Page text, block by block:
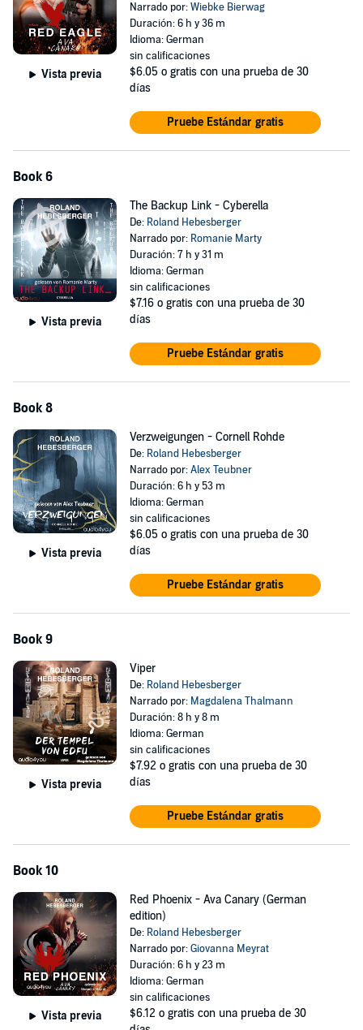
Vista previa
Narrado por:Wiebke Bierwag
Duración: 6 h y 36 m
Idioma: German
sin calificaciones
$6.05 o gratis con una prueba de 30
días
Pruebe Estándar gratis
Book 6
Vista previa
The Backup Link - Cyberella
De: Roland Hebesberger
Narrado por: Romanie Marty
Duración: 7 h y 31 m
Idioma: German
sin calificaciones
$7.16 o gratis con una prueba de 30
días
Pruebe Estándar gratis
Book 8
Vista previa
Verzweigungen - Cornell Rohde
De: Roland Hebesberger
Narrado por:Alex Teubner
Duración: 6 h y 53 m
Idioma: German
sin calificaciones
$6.05 o gratis con una prueba de 30
días
Pruebe Estándar gratis
Book 9
Vista previa
Viper
De: Roland Hebesberger
Narrado por: Magdalena Thalmann
Duración: 8 h y 8 m
Idioma: German
sin calificaciones
$7.92 o gratis con una prueba de 30
días
Pruebe Estándar gratis
Book 10
Vista previa
Red Phoenix - Ava Canary (German
edition)
De: Roland Hebesberger
Narrado por:Giovanna Meyrat
Duración: 6 h y 23 m
Idioma: German
sin calificaciones
$6.12 o gratis con una prueba de 30